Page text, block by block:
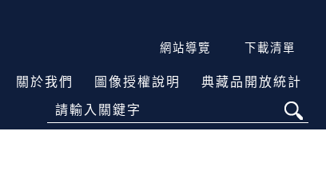
網站導覽 下載清單
關於我們 圖像授權說明 典藏品開放統計
請輸入關鍵字